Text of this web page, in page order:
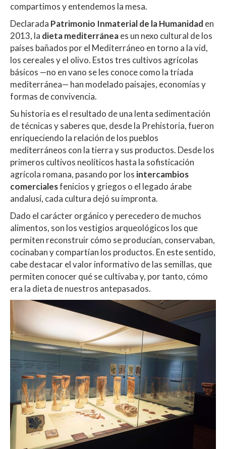
compartimos y entendemos la mesa.
Declarada Patrimonio Inmaterial de la Humanidad en
2013, la dieta mediterráneaes un nexo cultural de los
países bañados por el Mediterráneo en torno a la vid,
los cereales y el olivo. Estos tres cultivos agrícolas
básicos —no en vano se les conoce como la tríada
mediterránea— han modelado paisajes, economías y
formas de convivencia.
Su historia es el resultado de una lenta sedimentación
de técnicas y saberes que, desde la Prehistoria, fueron
enriqueciendo la relación de los pueblos
mediterráneos con la tierra y sus productos. Desde los
primeros cultivos neolíticos hasta la sofisticación
agrícola romana, pasando por los intercambios
comercialesfenicios y griegos o el legado árabe
andalusí, cada cultura dejó su impronta.
Dado el carácter orgánico y perecedero de muchos
alimentos, son los vestigios arqueológicos los que
permiten reconstruir cómo se producían, conservaban,
cocinaban y compartían los productos. En este sentido,
cabe destacar el valor informativo de las semillas, que
permiten conocer qué se cultivaba y, por tanto, cómo
era la dieta de nuestros antepasados.